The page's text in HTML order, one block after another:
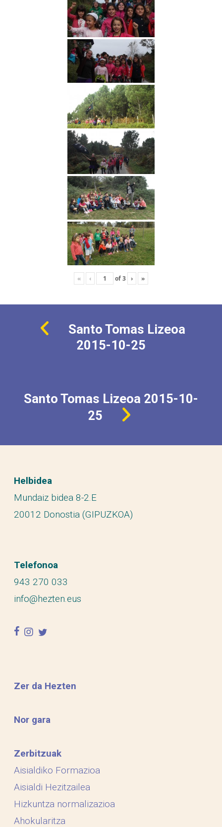
« ‹ of3 › »
Santo Tomas Lizeoa
2015-10-25
Santo Tomas Lizeoa 2015-10-
25
Helbidea
Mundaiz bidea 8-2.E
20012 Donostia (GIPUZKOA)
Telefonoa
943 270 033
info@hezten.eus
facebook
instagram
twitter
Zer da Hezten
Nor gara
Zerbitzuak
Aisialdiko Formazioa
Aisialdi Hezitzailea
Hizkuntza normalizazioa
Ahokularitza